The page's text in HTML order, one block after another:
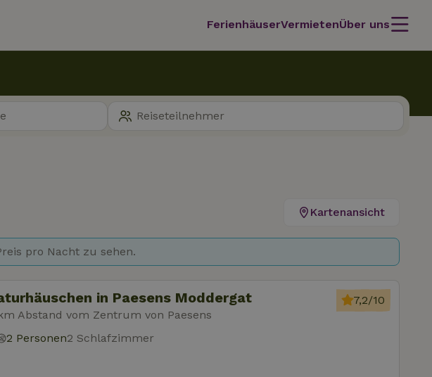
FerienhäuserVermietenÜber uns
Kartenansicht
pro Nacht zu sehen.
in Paesens Moddergat
Abstand vom Zentrum von Paesens
7,2/10
2 Personen2 Schlafzimmer